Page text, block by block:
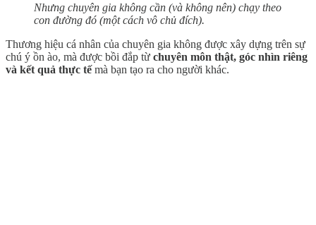
Nhưng chuyên gia không cần (và không nên) chạy theo
con đường đó (một cách vô chủ đích).
Thương hiệu cá nhân của chuyên gia không được xây dựng trên sự
chú ý ồn ào, mà được bồi đắp từ chuyên môn thật, góc nhìn riêng
và kết quả thực tếmà bạn tạo ra cho người khác.